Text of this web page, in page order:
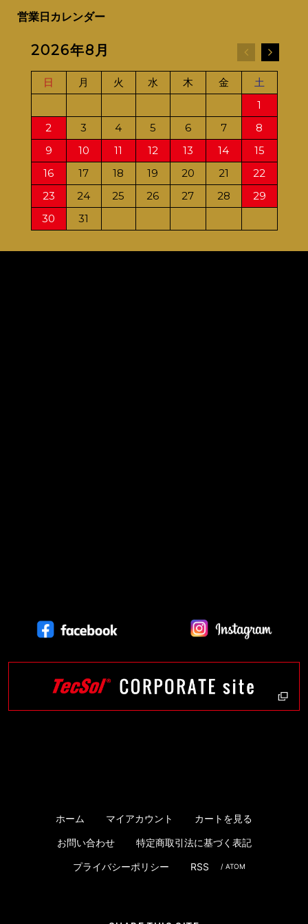
営業日カレンダー
2026年8月
日 月 火 水 木 金
土
1
2
3 4 5 6 7
8
9
10 11 12 13 14
15
16
17 18 19 20 21
22
23
24 25 26 27 28
29
30
31
ホーム マイアカウント カートを見る
お問い合わせ 特定商取引法に基づく表記
プライバシーポリシー RSS / ATOM